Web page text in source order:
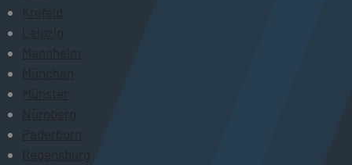
Krefeld
Leipzig
Mannheim
München
Münster
Nürnberg
Paderborn
Regensburg